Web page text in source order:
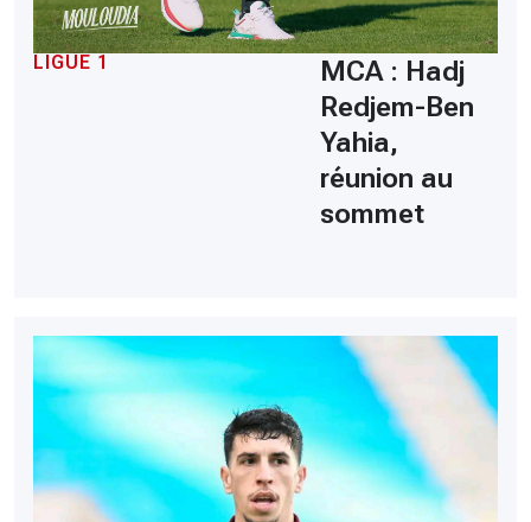
LIGUE 1
MCA : Hadj
Redjem-Ben
Yahia,
réunion au
sommet